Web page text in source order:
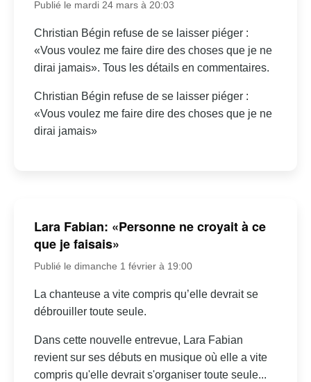
Publié le mardi 24 mars à 20:03
Christian Bégin refuse de se laisser piéger :
«Vous voulez me faire dire des choses que je ne
dirai jamais». Tous les détails en commentaires.
Christian Bégin refuse de se laisser piéger :
«Vous voulez me faire dire des choses que je ne
dirai jamais»
Lara Fabian: «Personne ne croyait à ce
que je faisais»
Publié le dimanche 1 février à 19:00
La chanteuse a vite compris qu’elle devrait se
débrouiller toute seule.
Dans cette nouvelle entrevue, Lara Fabian
revient sur ses débuts en musique où elle a vite
compris qu'elle devrait s'organiser toute seule...